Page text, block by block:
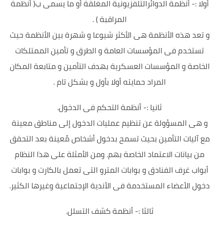
أولا :- أنظمة الدوائرالتلفزيونية المغلقة أو ما يسمى ب( أنظمة
المراقبة ) .
و تعد هذه الأنظمة هى الأكثر شيوعا و شهرة بين الأنظمة حيث
تستخدم فى المؤسسات العامة و الطرق و تأمين الممتلكات
الخاصة و المؤسسات العسكرية بهدف التأمين و متابعة المكان
المراد حمايته أولا بأول و بشكل تام .
ثانيا :- أنظمة التحكم فى الدخول.
و هى المسؤولة عن تنظيم عمليات الدخول إلى مناطق معينة
مع آليات التأمين بحيث تسمح بدخول أشخاص مُعينة بعد التحقق
من بيانات الاعتماد الخاصة بهم. ومن الأمثلة على هذا النظام
أبواب غرف الفنادق و بوابات المترو التى تعمل بالكارت و بوابات
دخول الأعضاء المستخدمة فى الأندية الإجتماعية وغيرها الكثير.
ثالثا :- أنظمة كشف التسلل.